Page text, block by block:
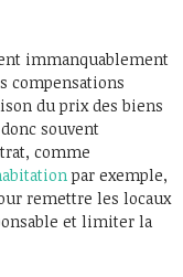
immanquablement
compensations
du prix des biens
souvent
comme
par exemple,
remettre les locaux
et limiter la